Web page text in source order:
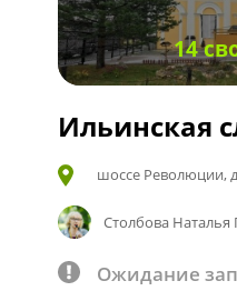
14
Ильинская
шоссе Революции,
Столбова Наталья
Ожидание